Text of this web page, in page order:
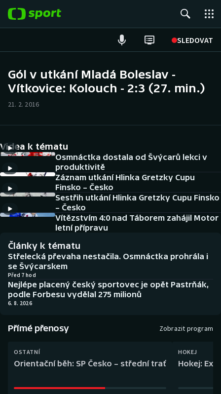
SLEDOVAT
Hokej
Cyklistika
DALŠÍ SPORTY
Americký fotbal
Baseball a softbal
Basketbal
Biatlon
Boby a skeleton
Box
Curling
NEPŘEHLÉDNĚTE
Historické návraty
Aplikace ČT sport
AZ kvíz
Gól v utkání Mladá Boleslav -
Vítkovice: Kolouch - 2:3 (27. min.)
21. 2. 2016
Videa k tématu
Osmnáctka dostala od Švýcarů lekci v
produktivitě
Záznam utkání Hlinka Gretzky Cupu
Finsko – Česko
Sestřih utkání Hlinka Gretzky Cupu Finsko
– Česko
Vítězstvím 4:0 nad Táborem zahájil Motor
letní přípravu
Články k tématu
Střelecká převaha nestačila. Osmnáctka prohrála i
se Švýcarskem
Před 7 hod
Nejlépe placený český sportovec je opět Pastrňák,
podle Forbesu vydělal 275 milionů
6. 8. 2026
Přímé přenosy Zobrazit program
OSTATNÍ
Orientační běh: SP Česko – střední trať
HOKEJ
Hokej: